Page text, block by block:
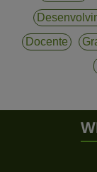
Docente